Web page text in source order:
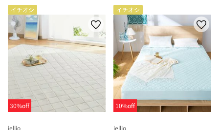
イチオシ
30%off
iellio
イチオシ
10%off
iellio